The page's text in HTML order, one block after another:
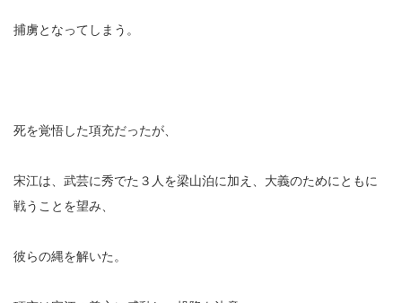
捕虜となってしまう。
死を覚悟した項充だったが、
宋江は、武芸に秀でた３人を梁山泊に加え、大義のためにともに
戦うことを望み、
彼らの縄を解いた。